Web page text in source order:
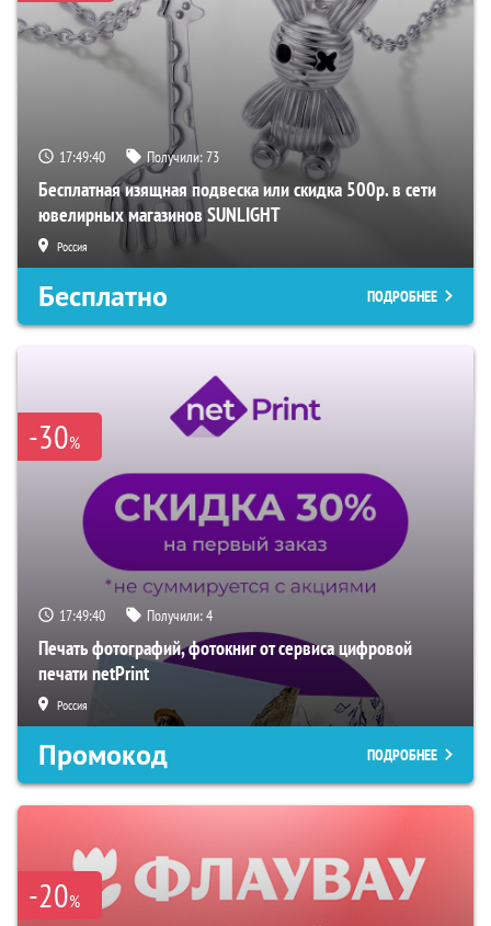
17:49:39 Получили:73
Бесплатная изящная подвеска или скидка 500р. в сети
ювелирных магазинов SUNLIGHT
Россия
Бесплатно ПОДРОБНЕЕ
-30%
17:49:39 Получили:4
Печать фотографий, фотокниг от сервиса цифровой
печати netPrint
Россия
Промокод ПОДРОБНЕЕ
-20%